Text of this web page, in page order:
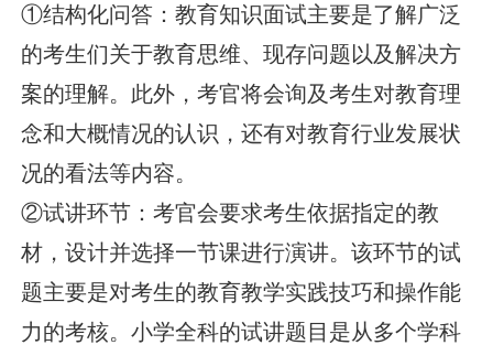
①结构化问答：教育知识面试主要是了解广泛
的考生们关于教育思维、现存问题以及解决方
案的理解。此外，考官将会询及考生对教育理
念和大概情况的认识，还有对教育行业发展状
况的看法等内容。
②试讲环节：考官会要求考生依据指定的教
材，设计并选择一节课进行演讲。该环节的试
题主要是对考生的教育教学实践技巧和操作能
力的考核。小学全科的试讲题目是从多个学科